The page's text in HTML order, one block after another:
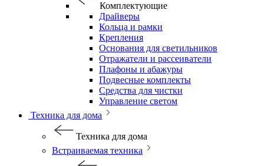
Комплектующие
Драйверы
Кольца и рамки
Крепления
Основания для светильников
Отражатели и рассеиватели
Плафоны и абажуры
Подвесные комплекты
Средства для чистки
Управление светом
Техника для дома
Техника для дома
Встраиваемая техника